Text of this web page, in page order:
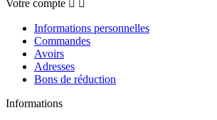
Votre compte  
Informations personnelles
Commandes
Avoirs
Adresses
Bons de réduction
Informations